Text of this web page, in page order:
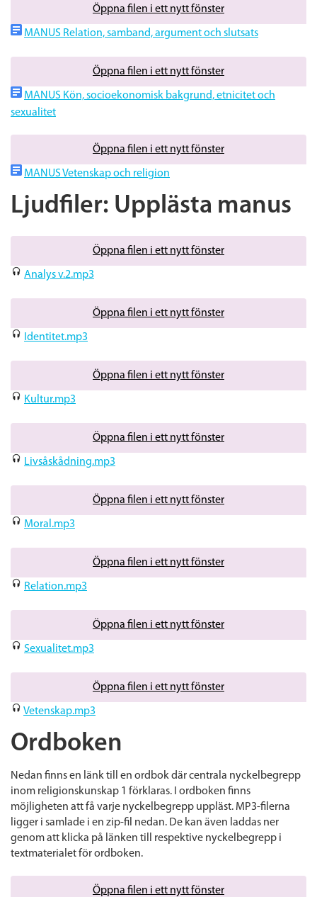
Öppna filen i ett nytt fönster
MANUS Relation, samband, argument och slutsats
Öppna filen i ett nytt fönster
MANUS Kön, socioekonomisk bakgrund, etnicitet och
sexualitet
Öppna filen i ett nytt fönster
MANUS Vetenskap och religion
Ljudfiler: Upplästa manus
Öppna filen i ett nytt fönster
Analys v.2.mp3
Öppna filen i ett nytt fönster
Identitet.mp3
Öppna filen i ett nytt fönster
Kultur.mp3
Öppna filen i ett nytt fönster
Livsåskådning.mp3
Öppna filen i ett nytt fönster
Moral.mp3
Öppna filen i ett nytt fönster
Relation.mp3
Öppna filen i ett nytt fönster
Sexualitet.mp3
Öppna filen i ett nytt fönster
Vetenskap.mp3
Ordboken
Nedan finns en länk till en ordbok där centrala nyckelbegrepp
inom religionskunskap 1 förklaras. I ordboken finns
möjligheten att få varje nyckelbegrepp uppläst. MP3-filerna
ligger i samlade i en zip-fil nedan. De kan även laddas ner
genom att klicka på länken till respektive nyckelbegrepp i
textmaterialet för ordboken.
Öppna filen i ett nytt fönster